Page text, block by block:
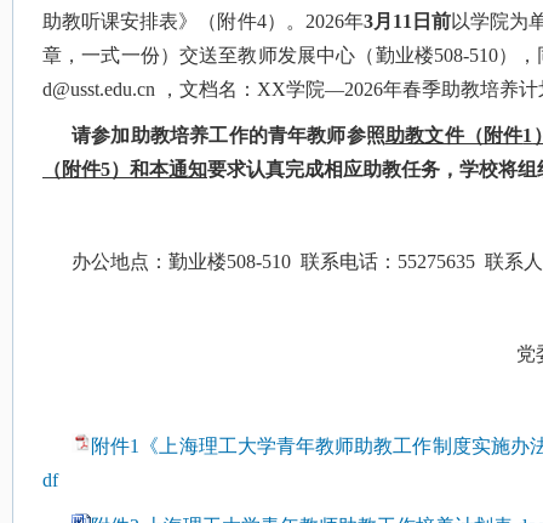
助教听课安排表》（附件4）。 2026年3月 11 日前以学院为
章，一式一份）交送至教师发展中心（勤业楼508-510），
d@usst.edu.cn
，文档名： XX学院—2026年春季助教培养计
请参加助教培养工作的青年教师参照助教文件（附件1
（附件5）和本通知要求认真完成相应助教任务，学校将
办公地点：勤业楼508-510 联系电话： 55275635 联系
党
附件1《上海理工大学青年教师助教工作制度实施办
df